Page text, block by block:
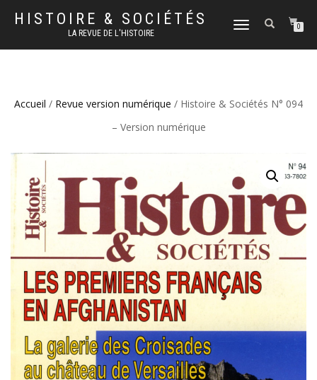
HISTOIRE & SOCIÉTÉS
LA REVUE DE L'HISTOIRE
DÉPLIER
NAVIGATION
0
Accueil / Revue version numérique / Histoire & Sociétés N° 094
– Version numérique